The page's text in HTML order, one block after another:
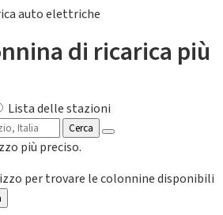
auto elettriche
di ricarica più
Lista delle stazioni
Cerca
più preciso.
per trovare le colonnine disponibili